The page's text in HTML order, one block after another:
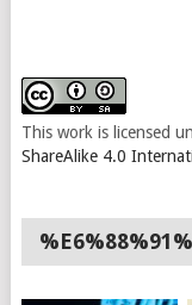
This work is licensed
ShareAlike 4.0